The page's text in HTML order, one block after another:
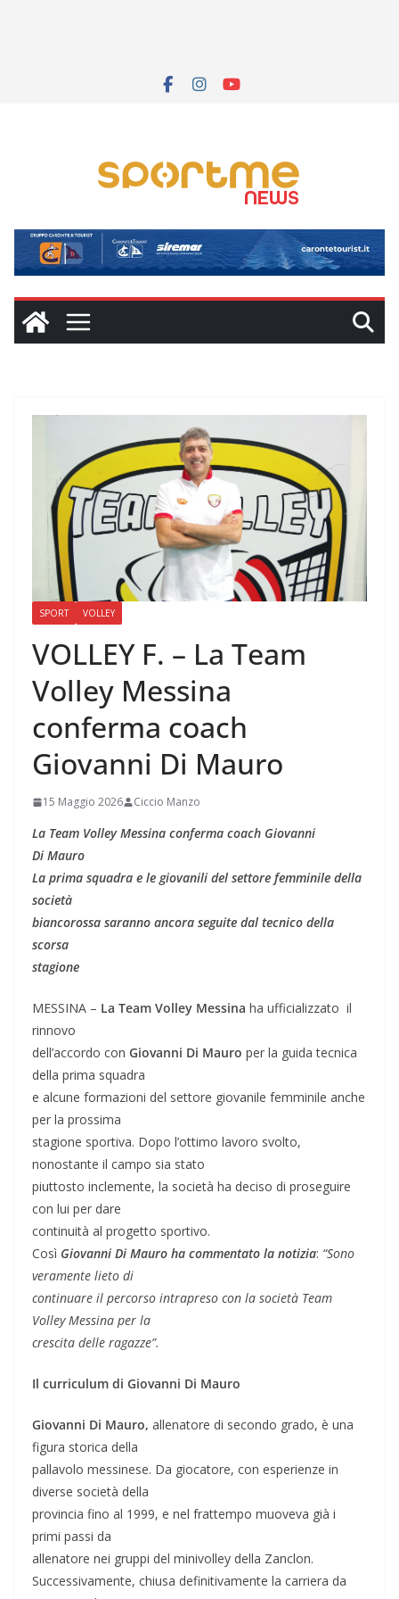
SPORT VOLLEY
VOLLEY F. – La Team
Volley Messina
conferma coach
Giovanni Di Mauro
15 Maggio 2026 Ciccio Manzo
La Team Volley Messina conferma coach Giovanni
Di Mauro
La prima squadra e le giovanili del settore femminile della
società
biancorossa saranno ancora seguite dal tecnico della
scorsa
stagione
MESSINA – La Team Volley Messina ha ufficializzato il
rinnovo
dell’accordo con Giovanni Di Mauro per la guida tecnica
della prima squadra
e alcune formazioni del settore giovanile femminile anche
per la prossima
stagione sportiva. Dopo l’ottimo lavoro svolto,
nonostante il campo sia stato
piuttosto inclemente, la società ha deciso di proseguire
con lui per dare
continuità al progetto sportivo.
Così Giovanni Di Mauro ha commentato la notizia: “Sono
veramente lieto di
continuare il percorso intrapreso con la società Team
Volley Messina per la
crescita delle ragazze”.
Il curriculum di Giovanni Di Mauro
Giovanni Di Mauro, allenatore di secondo grado, è una
figura storica della
pallavolo messinese. Da giocatore, con esperienze in
diverse società della
provincia fino al 1999, e nel frattempo muoveva già i
primi passi da
allenatore nei gruppi del minivolley della Zanclon.
Successivamente, chiusa definitivamente la carriera da